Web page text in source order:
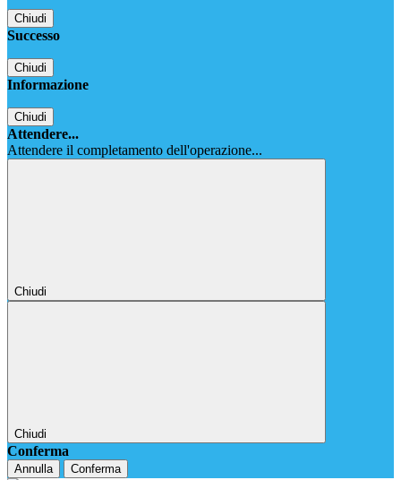
Chiudi
Successo
Chiudi
Informazione
Chiudi
Attendere...
Attendere il completamento dell'operazione...
Chiudi
Chiudi
Conferma
Annulla Conferma